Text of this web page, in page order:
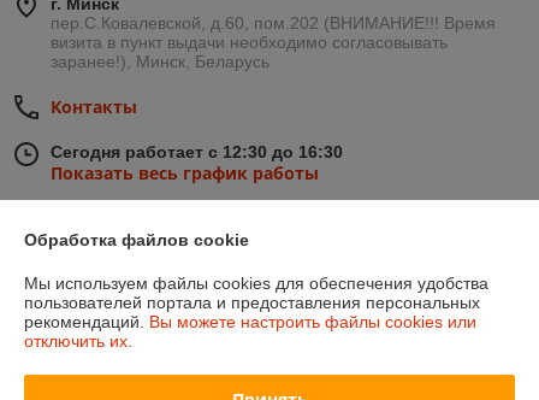
г. Минск
пер.С.Ковалевской, д.60, пом.202 (ВНИМАНИЕ!!! Время
визита в пункт выдачи необходимо согласовывать
заранее!), Минск, Беларусь
Контакты
Сегодня работает с 12:30 до 16:30
Показать весь график работы
Отзывы о магазине
15 отзывов за всё время
Покупатель
Обработка файлов cookie
Мы используем файлы cookies для обеспечения удобства
пользователей портала и предоставления персональных
рекомендаций. Вы можете настроить файлы cookies или
отключить их.